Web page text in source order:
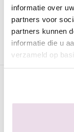
informatie over
partners voor
partners kunnen
informatie die u
verzameld op
Nieuw